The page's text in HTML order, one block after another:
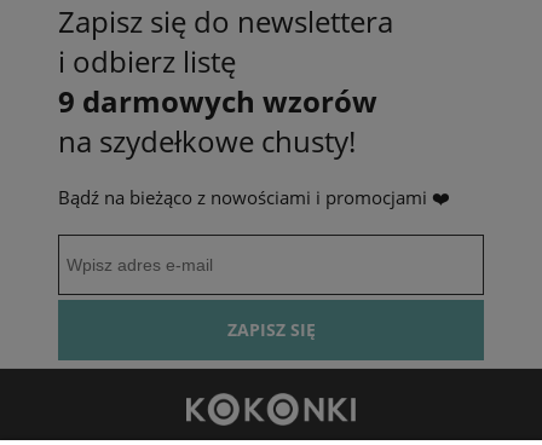
Zapisz się do newslettera
i odbierz listę
9 darmowych wzorów
na szydełkowe chusty!
Bądź na bieżąco z nowościami i promocjami ❤️
ZAPISZ SIĘ